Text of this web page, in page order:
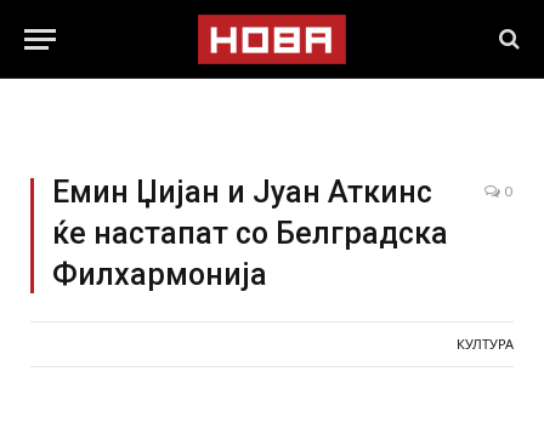
Емин Џијан и Јуан Аткинс
ќе настапат со Белградска
Филхармонија
0
КУЛТУРА